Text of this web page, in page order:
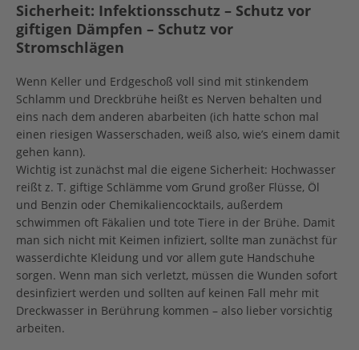
Sicherheit: Infektionsschutz – Schutz vor
giftigen Dämpfen – Schutz vor
Stromschlägen
Wenn Keller und Erdgeschoß voll sind mit stinkendem
Schlamm und Dreckbrühe heißt es Nerven behalten und
eins nach dem anderen abarbeiten (ich hatte schon mal
einen riesigen Wasserschaden, weiß also, wie’s einem damit
gehen kann).
Wichtig ist zunächst mal die eigene Sicherheit: Hochwasser
reißt z. T. giftige Schlämme vom Grund großer Flüsse, Öl
und Benzin oder Chemikaliencocktails, außerdem
schwimmen oft Fäkalien und tote Tiere in der Brühe. Damit
man sich nicht mit Keimen infiziert, sollte man zunächst für
wasserdichte Kleidung und vor allem gute Handschuhe
sorgen. Wenn man sich verletzt, müssen die Wunden sofort
desinfiziert werden und sollten auf keinen Fall mehr mit
Dreckwasser in Berührung kommen – also lieber vorsichtig
arbeiten.